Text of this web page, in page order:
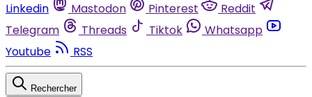
Linkedin
Mastodon Pinterest
Reddit
Telegram
Threads Tiktok
Whatsapp
Youtube
RSS
Rechercher